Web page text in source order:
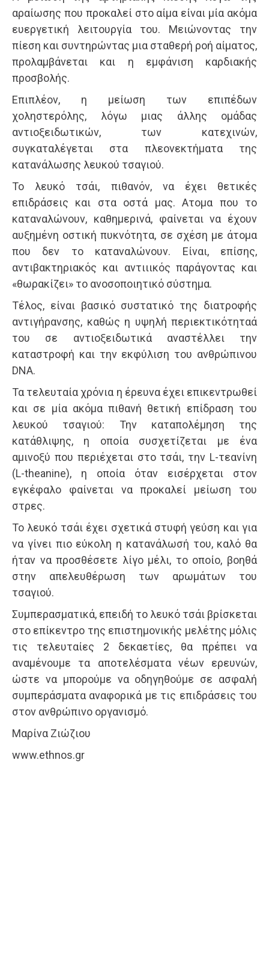
αραίωσης που προκαλεί στο αίμα είναι μία ακόμα
ευεργετική λειτουργία του. Μειώνοντας την
πίεση και συντηρώντας μια σταθερή ροή αίματος,
προλαμβάνεται και η εμφάνιση καρδιακής
προσβολής.
Επιπλέον, η μείωση των επιπέδων
χοληστερόλης, λόγω μιας άλλης ομάδας
αντιοξειδωτικών, των κατεχινών,
συγκαταλέγεται στα πλεονεκτήματα της
κατανάλωσης λευκού τσαγιού.
Το λευκό τσάι, πιθανόν, να έχει θετικές
επιδράσεις και στα οστά μας. Ατομα που το
καταναλώνουν, καθημερινά, φαίνεται να έχουν
αυξημένη οστική πυκνότητα, σε σχέση με άτομα
που δεν το καταναλώνουν. Είναι, επίσης,
αντιβακτηριακός και αντιιικός παράγοντας και
«θωρακίζει» το ανοσοποιητικό σύστημα.
Τέλος, είναι βασικό συστατικό της διατροφής
αντιγήρανσης, καθώς η υψηλή περιεκτικότηταά
του σε αντιοξειδωτικά αναστέλλει την
καταστροφή και την εκφύλιση του ανθρώπινου
DNA.
Τα τελευταία χρόνια η έρευνα έχει επικεντρωθεί
και σε μία ακόμα πιθανή θετική επίδραση του
λευκού τσαγιού: Την καταπολέμηση της
κατάθλιψης, η οποία συσχετίζεται με ένα
αμινοξύ που περιέχεται στο τσάι, την L-τεανίνη
(L-theanine), η οποία όταν εισέρχεται στον
εγκέφαλο φαίνεται να προκαλεί μείωση του
στρες.
Το λευκό τσάι έχει σχετικά στυφή γεύση και για
να γίνει πιο εύκολη η κατανάλωσή του, καλό θα
ήταν να προσθέσετε λίγο μέλι, το οποίο, βοηθά
στην απελευθέρωση των αρωμάτων του
τσαγιού.
Συμπερασματικά, επειδή το λευκό τσάι βρίσκεται
στο επίκεντρο της επιστημονικής μελέτης μόλις
τις τελευταίες 2 δεκαετίες, θα πρέπει να
αναμένουμε τα αποτελέσματα νέων ερευνών,
ώστε να μπορούμε να οδηγηθούμε σε ασφαλή
συμπεράσματα αναφορικά με τις επιδράσεις του
στον ανθρώπινο οργανισμό.
Μαρίνα Ζιώζιου
www.ethnos.gr